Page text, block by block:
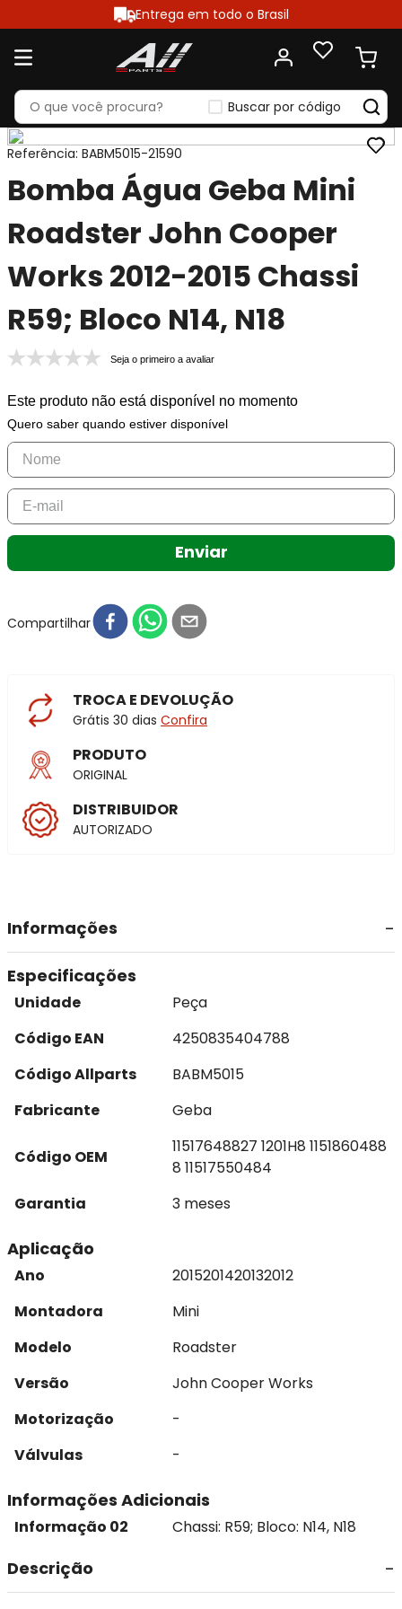
Entrega em todo o Brasil
Buscar por código
Referência: BABM5015-21590
Bomba Água Geba Mini
Roadster John Cooper
Works 2012-2015 Chassi
R59; Bloco N14, N18
Seja o primeiro a avaliar
Este produto não está disponível no momento
Quero saber quando estiver disponível
Enviar
Compartilhar
TROCA E DEVOLUÇÃO
Grátis 30 dias Confira
PRODUTO
ORIGINAL
DISTRIBUIDOR
AUTORIZADO
Informações
Especificações
Unidade
Peça
Código EAN
4250835404788
Código Allparts
BABM5015
Fabricante
Geba
Código OEM
11517648827 1201H8 1151860488
8 11517550484
Garantia
3 meses
Aplicação
Ano 2015201420132012
Montadora
Mini
Modelo
Roadster
Versão
John Cooper Works
Motorização
-
Válvulas
-
Informações Adicionais
Informação 02 Chassi: R59; Bloco: N14, N18
Descrição